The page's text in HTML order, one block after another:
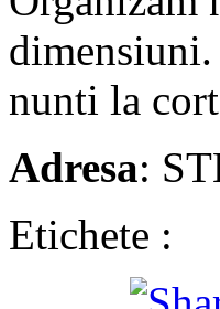
nunti la
Adresa:
Etichete :